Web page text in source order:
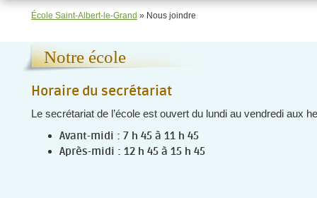
École Saint-Albert-le-Grand » Nous joindre
Notre école
Horaire du secrétariat
Le secrétariat de l’école est ouvert du lundi au vendredi aux
Avant-midi : 7 h 45 à 11 h 45
Après-midi : 12 h 45 à 15 h 45